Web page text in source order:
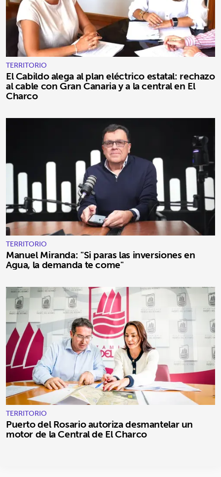
TERRITORIO
El Cabildo alega al plan eléctrico estatal: rechazo
al cable con Gran Canaria y a la central en El
Charco
TERRITORIO
Manuel Miranda: "Si paras las inversiones en
Agua, la demanda te come"
TERRITORIO
Puerto del Rosario autoriza desmantelar un
motor de la Central de El Charco